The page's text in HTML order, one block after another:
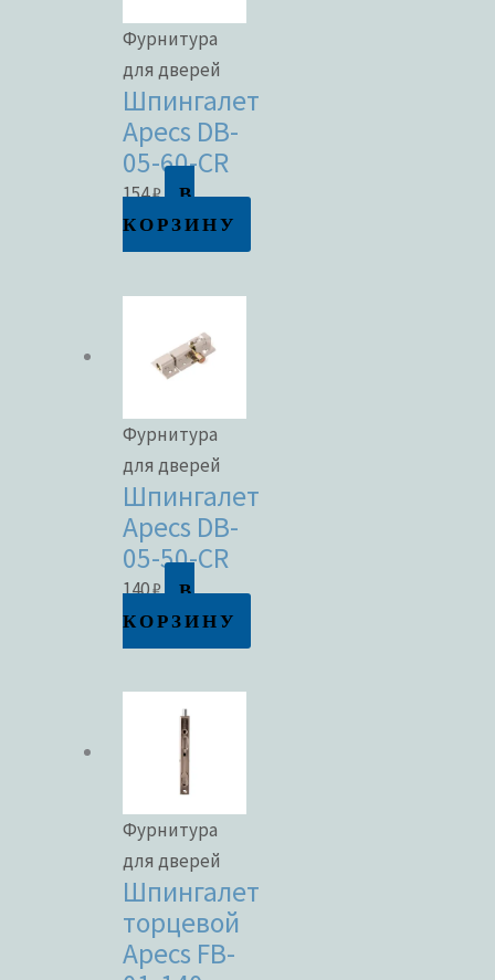
Фурнитура
для дверей
Шпингалет
Apecs DB-
05-60-CR
154₽
В
КОРЗИНУ
Фурнитура
для дверей
Шпингалет
Apecs DB-
05-50-CR
140₽
В
КОРЗИНУ
Фурнитура
для дверей
Шпингалет
торцевой
Apecs FB-